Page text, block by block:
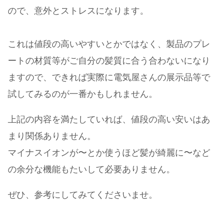
ので、意外とストレスになります。
これは値段の高いやすいとかではなく、製品のプレ
ートの材質等がご自分の髪質に合う合わないになり
ますので、できれば実際に電気屋さんの展示品等で
試してみるのが一番かもしれません。
上記の内容を満たしていれば、値段の高い安いはあ
まり関係ありません。
マイナスイオンが〜とか使うほど髪が綺麗に〜など
の余分な機能もたいして必要ありません。
ぜひ、参考にしてみてくださいませ。